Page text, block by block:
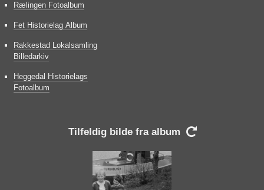
Rælingen Fotoalbum
Fet Historielag Album
Rakkestad Lokalsamling
Billedarkiv
Heggedal Historielags
Fotoalbum
Tilfeldig bilde fra album 